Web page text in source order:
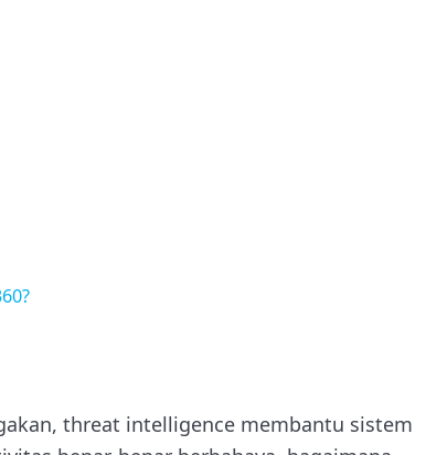
threat intelligence membantu sistem